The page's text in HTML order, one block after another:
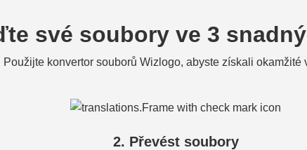
své soubory ve 3
Použijte konvertor souborů Wizlogo, abyste získali okamžité
2. Převést soubory